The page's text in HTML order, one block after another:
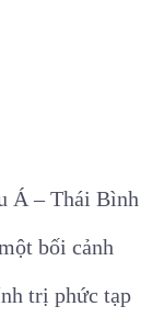
Á – Thái Bình
bối cảnh
trị phức tạp